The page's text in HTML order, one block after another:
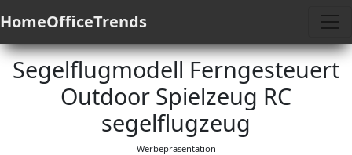
HomeOfficeTrends
Segelflugmodell Ferngesteuert
Outdoor Spielzeug RC
segelflugzeug
Werbepräsentation